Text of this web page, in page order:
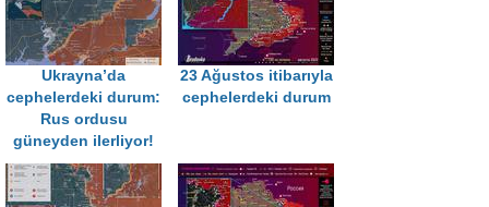
Ukrayna’da
cephelerdeki durum:
Rus ordusu
güneyden ilerliyor!
23 Ağustos itibarıyla
cephelerdeki durum